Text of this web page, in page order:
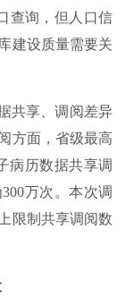
查询，但人口信
建设质量需要关
共享、调阅差异
方面，省级最高
病历数据共享调
万次。本次调
限制共享调阅数